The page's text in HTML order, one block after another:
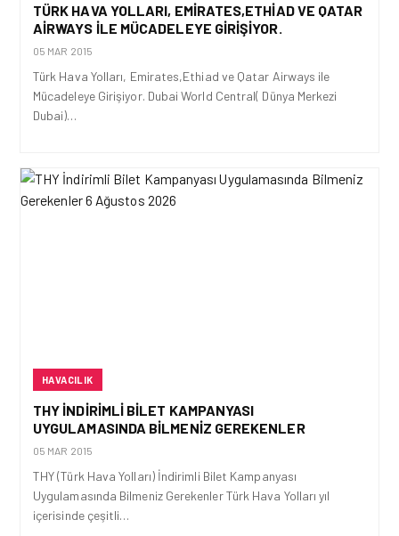
TÜRK HAVA YOLLARI, EMIRATES,ETHIAD VE QATAR
AIRWAYS ILE MÜCADELEYE GIRIŞIYOR.
05 MAR 2015
Türk Hava Yolları, Emirates,Ethiad ve Qatar Airways ile
Mücadeleye Girişiyor. Dubai World Central( Dünya Merkezi
Dubai)…
HAVACILIK
THY İNDIRIMLI BILET KAMPANYASI
UYGULAMASINDA BILMENIZ GEREKENLER
05 MAR 2015
THY (Türk Hava Yolları) İndirimli Bilet Kampanyası
Uygulamasında Bilmeniz Gerekenler Türk Hava Yolları yıl
içerisinde çeşitli…